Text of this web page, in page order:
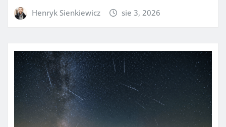
Henryk Sienkiewicz sie 3, 2026